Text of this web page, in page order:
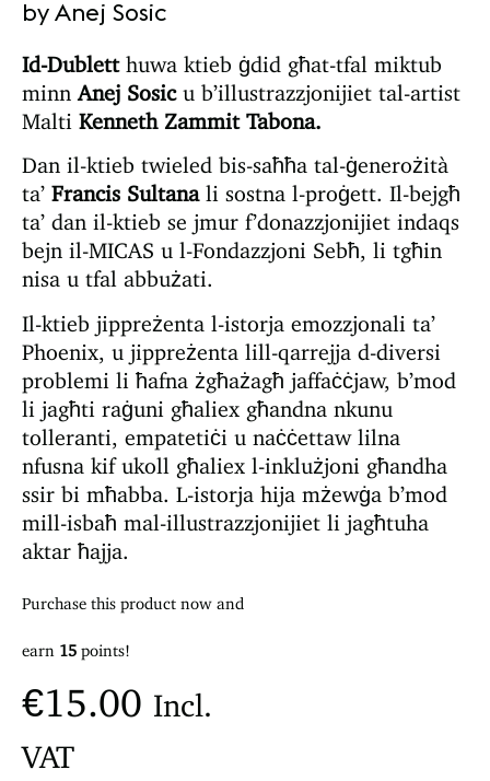
by Anej Sosic
Id-Dubletthuwa ktieb ġdid għat-tfal miktub
minn
Anej Sosic u b’illustrazzjonijiet tal-artist
Malti Kenneth Zammit Tabona.
Dan il-ktieb twieled bis-saħħa tal-ġenerożità
ta’ Francis Sultana li sostna l-proġett. Il-bejgħ
ta’ dan il-ktieb se jmur f’donazzjonijiet indaqs
bejn il-MICAS u l-Fondazzjoni Sebħ, li tgħin
nisa u tfal abbużati.
Il-ktieb jippreżenta l-istorja emozzjonali ta’
Phoenix, u jippreżenta lill-qarrejja d-diversi
problemi li ħafna żgħażagħ jaffaċċjaw, b’mod
li jagħti raġuni għaliex għandna nkunu
tolleranti, empatetiċi u naċċettaw lilna
nfusna kif ukoll għaliex l-inklużjoni għandha
ssir bi mħabba. L-istorja hija mżewġa b’mod
mill-isbaħ mal-illustrazzjonijiet li jagħtuha
aktar ħajja.
Purchase this product now and
earn 15 points!
€15.00 Incl.
VAT